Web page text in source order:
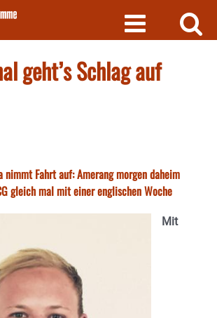
geht’s Schlag auf
nimmt Fahrt auf: Amerang morgen daheim
gleich mal mit einer englischen Woche
Mit